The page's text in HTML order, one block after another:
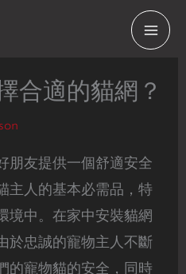
合適的貓網？
朋友提供一個舒適安全
主人的基本必需品，特
境中。在家中安裝貓網
於忠誠的寵物主人不斷
的寵物貓的安全，同時